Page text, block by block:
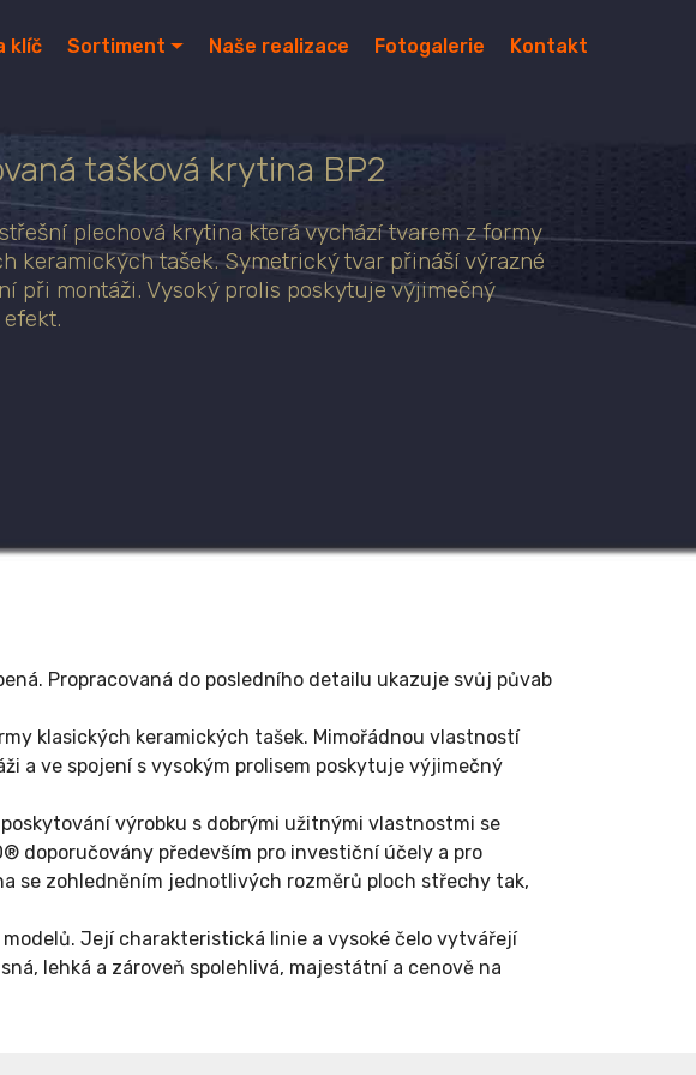
klíč Sortiment Naše realizace Fotogalerie Kontakt
tašková krytina BP2
plechová krytina která vychází tvarem z formy
keramických tašek. Symetrický tvar přináší výrazné
při montáži. Vysoký prolis poskytuje výjimečný
Propracovaná do posledního detailu ukazuje svůj půvab
klasických keramických tašek. Mimořádnou vlastností
a ve spojení s vysokým prolisem poskytuje výjimečný
výrobku s dobrými užitnými vlastnostmi se
doporučovány především pro investiční účely a pro
se zohledněním jednotlivých rozměrů ploch střechy tak,
Její charakteristická linie a vysoké čelo vytvářejí
lehká a zároveň spolehlivá, majestátní a cenově na